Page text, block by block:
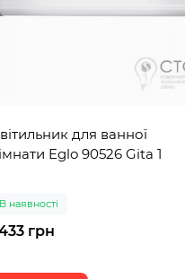
для ванної
Eglo 90526 Gita 1
В наявності
грн